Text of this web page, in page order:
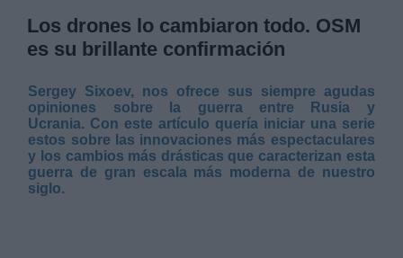
Los drones lo cambiaron todo. OSM
es su brillante confirmación
Sergey Sixoev, nos ofrece sus siempre agudas
opiniones sobre la guerra entre Rusia y
Ucrania. Con este artículo quería iniciar una serie
estos sobre las innovaciones más espectaculares
y los cambios más drásticas que caracterizan esta
guerra de gran escala más moderna de nuestro
siglo.
Destinatarios: